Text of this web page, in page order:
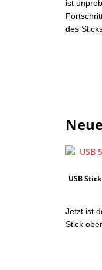
ist
des
USB
Jetzt ist
Stick